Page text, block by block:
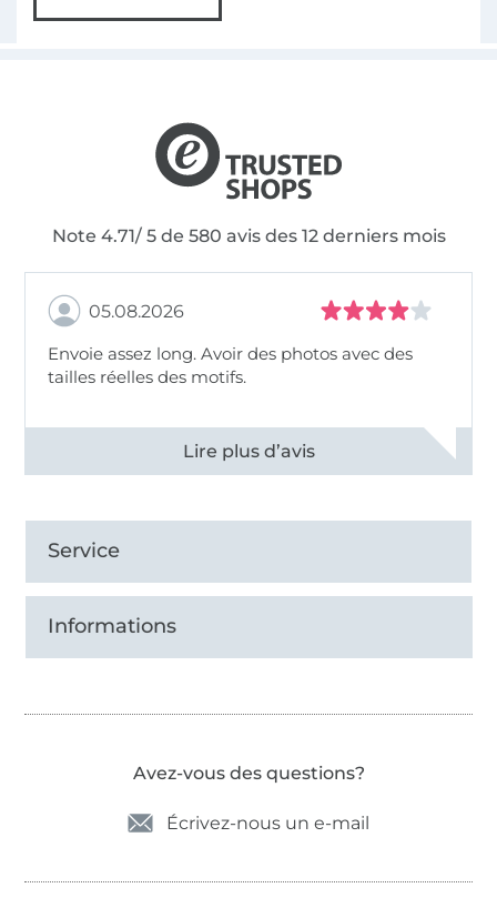
Note 4.71/ 5 de 580 avis des 12 derniers mois
05.08.2026
Envoie assez long. Avoir des photos avec des
tailles réelles des motifs.
Voir tous les 11495 commentaires
Service
Informations
Avez-vous des questions?
Écrivez-nous un e-mail